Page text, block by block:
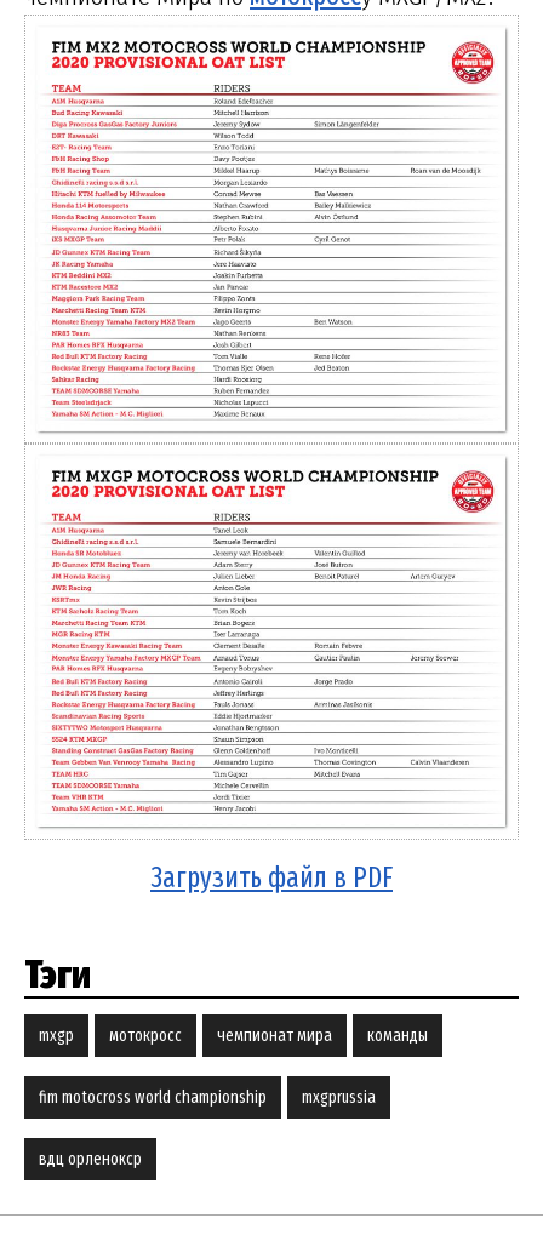
Загрузить файл в PDF
Тэги
mxgp мотокросс чемпионат мира команды
fim motocross world championship mxgprussia
вдц орленокcp